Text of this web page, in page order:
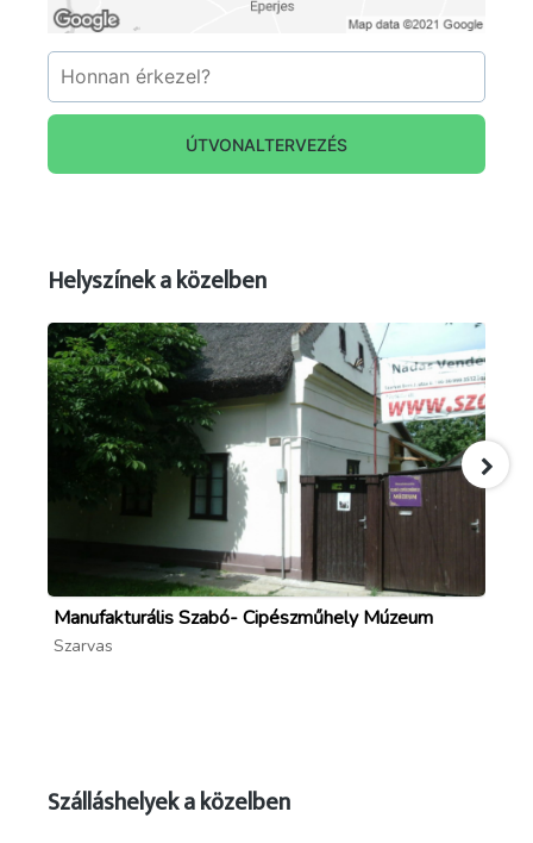
ÚTVONALTERVEZÉS
Helyszínek a közelben
Manufakturális Szabó- Cipészműhely Múzeum
Szarvas
Szálláshelyek a közelben